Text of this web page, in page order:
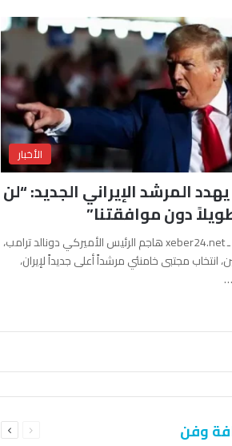
الأخبار
المرشد الإيراني الجديد: “لن
دون موافقتنا”
آفرين علو ـ xeber24.net هاجم الرئيس الأميركي دونالد ترامب،
انتخاب مجتبى خامنئي مرشداً أعلى جديداً لإيران،
وفن الصفحةالصفحة